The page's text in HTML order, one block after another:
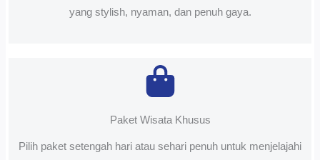
yang stylish, nyaman, dan penuh gaya.
Paket Wisata Khusus
Pilih paket setengah hari atau sehari penuh untuk menjelajahi